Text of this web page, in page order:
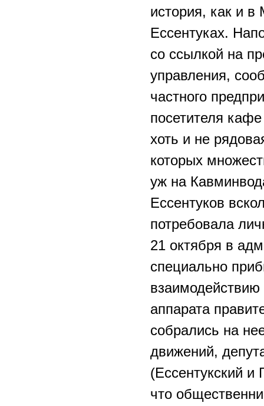
история, как и
Ессентуках.
со ссылкой на
управления,
частного
посетителя
хоть и не
которых
уж на
Ессентуков
потребовала
21 октября в
специально
взаимодействию
аппарата
собрались на
движений,
(Ессентукский и
что